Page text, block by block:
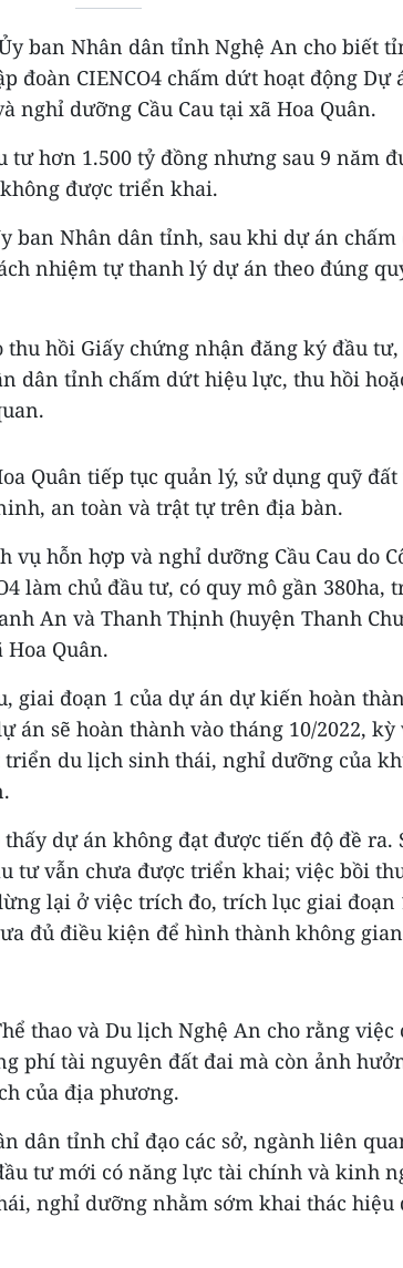
ban Nhân dân tỉnh Nghệ An cho biết
đoàn CIENCO4 chấm dứt hoạt động Dự
nghỉ dưỡng Cầu Cau tại xã Hoa Quân.
tư hơn 1.500 tỷ đồng nhưng sau 9 năm
được triển khai.
ban Nhân dân tỉnh, sau khi dự án
nhiệm tự thanh lý dự án theo đúng
thu hồi Giấy chứng nhận đăng ký đầu
dân tỉnh chấm dứt hiệu lực, thu hồi
Quân tiếp tục quản lý, sử dụng quỹ
an toàn và trật tự trên địa bàn.
vụ hỗn hợp và nghỉ dưỡng Cầu Cau do
làm chủ đầu tư, có quy mô gần 380ha,
An và Thanh Thịnh (huyện Thanh
Quân.
giai đoạn 1 của dự án dự kiến hoàn
án sẽ hoàn thành vào tháng 10/2022,
du lịch sinh thái, nghỉ dưỡng của
dự án không đạt được tiến độ đề ra.
tư vẫn chưa được triển khai; việc bồi
lại ở việc trích đo, trích lục giai đoạn
đủ điều kiện để hình thành không
thao và Du lịch Nghệ An cho rằng
phí tài nguyên đất đai mà còn ảnh
của địa phương.
dân tỉnh chỉ đạo các sở, ngành liên
tư mới có năng lực tài chính và kinh
nghỉ dưỡng nhằm sớm khai thác hiệu